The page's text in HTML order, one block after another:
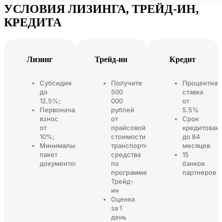
УСЛОВИЯ ЛИЗИНГА, ТРЕЙД-ИН,
КРЕДИТА
Лизинг
Субсидия
до
12.5%;
Первоначальный
взнос
от
10%;
Минимальный
пакет
документов
Трейд-ин
Получите
500
000
рублей
от
прайсовой
стоимости
транспортного
средства
по
программе
Трейд-
ин
Оценка
за 1
день
Кредит
Процентная
ставка
от
5.5%
Срок
до 84
месяцев
15
банков
партнеров